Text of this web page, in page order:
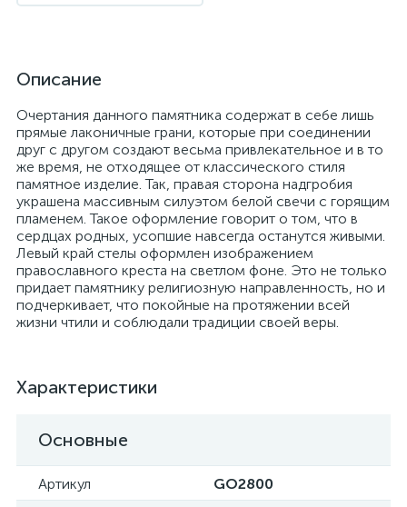
Описание
Очертания данного памятника содержат в себе лишь
прямые лаконичные грани, которые при соединении
друг с другом создают весьма привлекательное и в то
же время, не отходящее от классического стиля
памятное изделие. Так, правая сторона надгробия
украшена массивным силуэтом белой свечи с горящим
пламенем. Такое оформление говорит о том, что в
сердцах родных, усопшие навсегда останутся живыми.
Левый край стелы оформлен изображением
православного креста на светлом фоне. Это не только
придает памятнику религиозную направленность, но и
подчеркивает, что покойные на протяжении всей
жизни чтили и соблюдали традиции своей веры.
Характеристики
Основные
Артикул GO2800